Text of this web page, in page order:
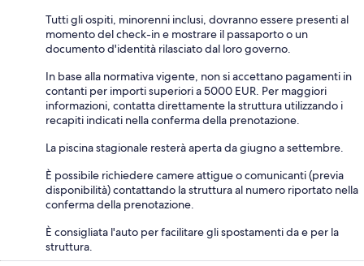
Tutti gli ospiti, minorenni inclusi, dovranno essere presenti al
momento del check-in e mostrare il passaporto o un
documento d'identità rilasciato dal loro governo.
In base alla normativa vigente, non si accettano pagamenti in
contanti per importi superiori a 5000 EUR. Per maggiori
informazioni, contatta direttamente la struttura utilizzando i
recapiti indicati nella conferma della prenotazione.
La piscina stagionale resterà aperta da giugno a settembre.
È possibile richiedere camere attigue o comunicanti (previa
disponibilità) contattando la struttura al numero riportato nella
conferma della prenotazione.
È consigliata l'auto per facilitare gli spostamenti da e per la
struttura.